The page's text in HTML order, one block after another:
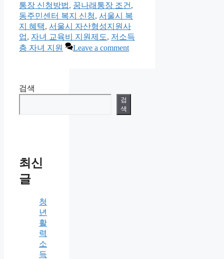
통장 신청방법, 꿈나래통장 조건 ,
동주민센터 복지 신청, 서울시 복
지 혜택, 서울시 자산형성지원사
업, 자녀 교육비 지원제도, 저소득
층 자녀 지원
Leave a comment
검색
검
색
최신
글
청
년
활
력
소
득